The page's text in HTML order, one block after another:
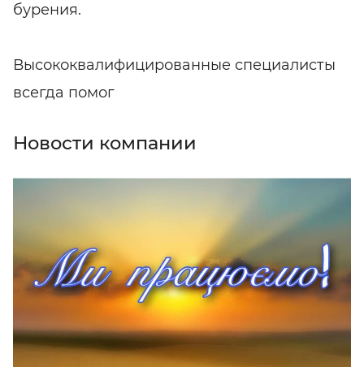
бурения.
Высококвалифицированные специалисты
всегда помог
Новости компании